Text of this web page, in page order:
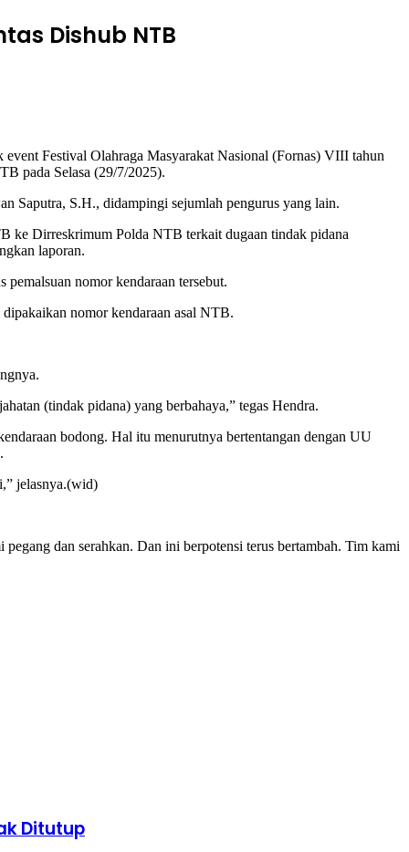
Dishub NTB
Festival Olahraga Masyarakat Nasional (Fornas) VIII tahun
pada Selasa (29/7/2025).
Saputra, S.H., didampingi sejumlah pengurus yang lain.
ke Dirreskrimum Polda NTB terkait dugaan tindak pidana
laporan.
nomor kendaraan tersebut.
nomor kendaraan asal NTB.
(tindak pidana) yang berbahaya,” tegas Hendra.
bodong. Hal itu menurutnya bertentangan dengan UU
jelasnya.(wid)
dan serahkan. Dan ini berpotensi terus bertambah. Tim kami
Ditutup